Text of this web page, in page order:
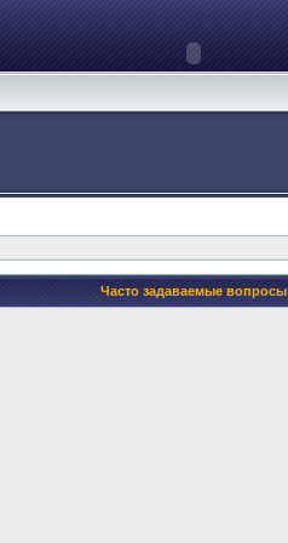
Часто задаваемые вопросы